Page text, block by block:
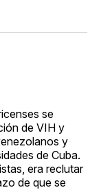
se
de VIH y
y
de Cuba.
era reclutar
de que se